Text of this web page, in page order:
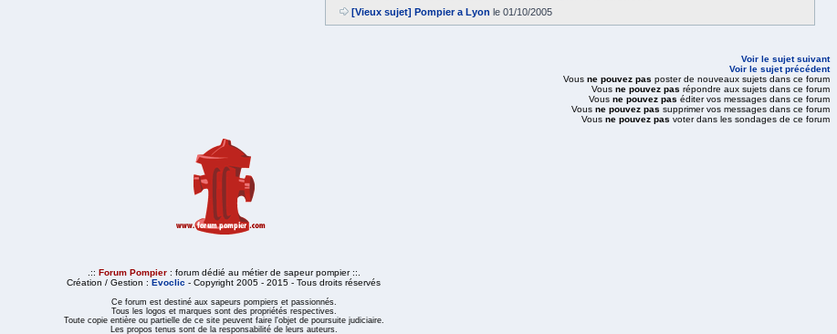
[Vieux sujet] Pompier a Lyon le 01/10/2005
Voir le sujet suivant
Voir le sujet précédent
Vous ne pouvez pas poster de nouveaux sujets dans ce forum
Vous ne pouvez pas répondre aux sujets dans ce forum
Vous ne pouvez pas éditer vos messages dans ce forum
Vous ne pouvez pas supprimer vos messages dans ce forum
Vous ne pouvez pas voter dans les sondages de ce forum
.:: Forum Pompier: forum dédié au métier de sapeur pompier ::.
Création / Gestion : Evoclic - Copyright 2005 - 2015 - Tous droits réservés
Ce forum est destiné aux sapeurs pompiers et passionnés.
Tous les logos et marques sont des propriétés respectives.
Toute copie entière ou partielle de ce site peuvent faire l'objet de poursuite judiciaire.
Les propos tenus sont de la responsabilité de leurs auteurs.